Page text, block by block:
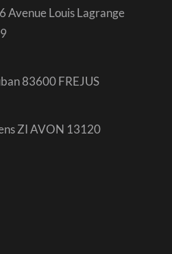
Avenue Louis Lagrange
83600 FREJUS
ZI AVON 13120